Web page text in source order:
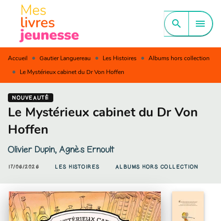
MENU CONTENU
PIED DE PAGE
search menu
Accueil • Gautier Languereau • Les Histoires • Albums hors collection
• Le Mystérieux cabinet du Dr Von Hoffen
NOUVEAUTÉ
Le Mystérieux cabinet du Dr Von
Hoffen
Olivier Dupin, Agnès Ernoult
17/06/2026 LES HISTOIRES ALBUMS HORS COLLECTION